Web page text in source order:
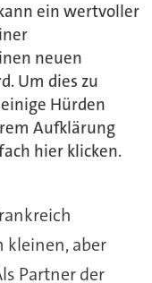
ein wertvoller
neuen
Um dies zu
Hürden
Aufklärung
hier klicken.
aber
Partner der